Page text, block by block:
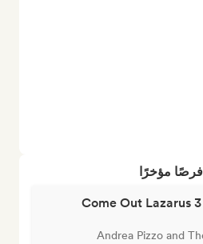
فرصًا مؤخرًا
Come Out Lazarus
Andrea Pizzo and